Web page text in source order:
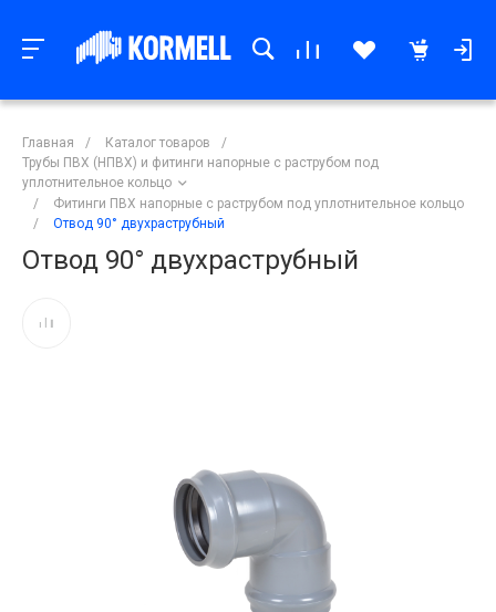
Главная / Каталог товаров
/
Трубы ПВХ (НПВХ) и фитинги напорные с раструбом под
уплотнительное кольцо
/
Фитинги ПВХ напорные с раструбом под уплотнительное кольцо
/
Отвод 90° двухраструбный
Отвод 90° двухраструбный